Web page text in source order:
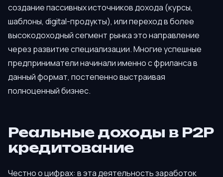
создание пассивных источников дохода (курсы,
шаблоны, digital-продукты), или переход в более
высокодоходный сегмент рынка это направление
через развитие специализации. Многие успешные
предприниматели начинали именно с фриланса в
данный формат, постепенно выстраивая
полноценный бизнес.
Реальные доходы в P2P
кредитование
Честно о цифрах: в эта деятельность заработок